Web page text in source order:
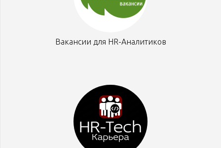
Вакансии для HR-Аналитиков